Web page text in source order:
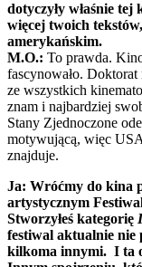
dotyczyły właśnie
więcej twoich
amerykańskim.
M.O.: To prawda.
fascynowało.
ze wszystkich
znam i najbardziej
Stany Zjednoczone
motywującą, więc
znajduje.
Ja: Wróćmy do kina
artystycznym
Stworzyłeś kategorię
festiwal aktualnie nie
kilkoma innymi. I ta